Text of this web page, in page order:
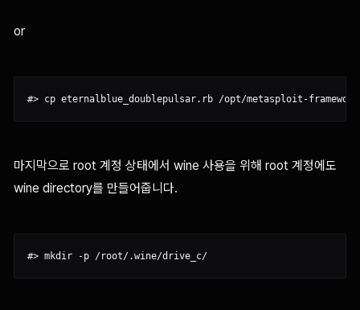
or
마지막으로 root 계정 상태에서 wine 사용을 위해 root 계정에도
wine directory를 만들어줍니다.